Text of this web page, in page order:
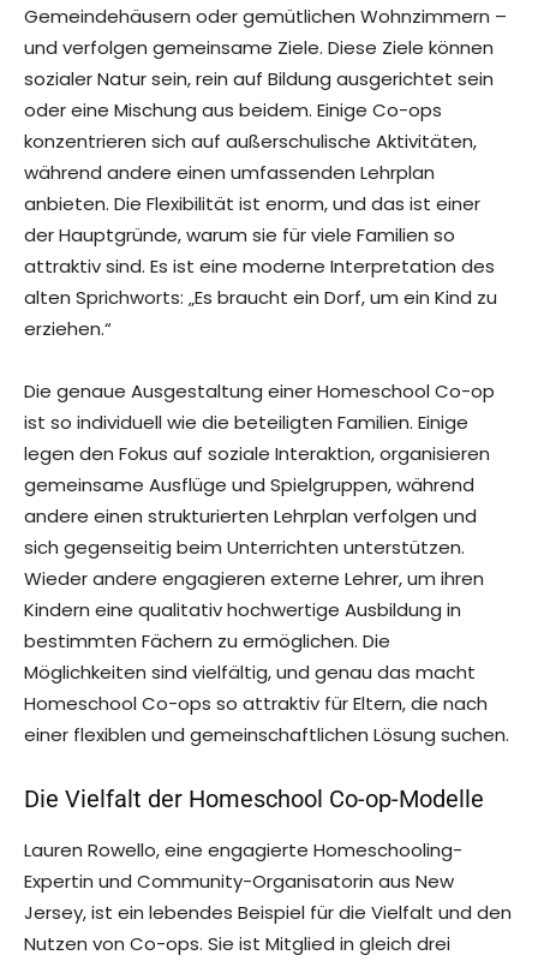
Gemeindehäusern oder gemütlichen Wohnzimmern –
und verfolgen gemeinsame Ziele. Diese Ziele können
sozialer Natur sein, rein auf Bildung ausgerichtet sein
oder eine Mischung aus beidem. Einige Co-ops
konzentrieren sich auf außerschulische Aktivitäten,
während andere einen umfassenden Lehrplan
anbieten. Die Flexibilität ist enorm, und das ist einer
der Hauptgründe, warum sie für viele Familien so
attraktiv sind. Es ist eine moderne Interpretation des
alten Sprichworts: „Es braucht ein Dorf, um ein Kind zu
erziehen.“
Die genaue Ausgestaltung einer Homeschool Co-op
ist so individuell wie die beteiligten Familien. Einige
legen den Fokus auf soziale Interaktion, organisieren
gemeinsame Ausflüge und Spielgruppen, während
andere einen strukturierten Lehrplan verfolgen und
sich gegenseitig beim Unterrichten unterstützen.
Wieder andere engagieren externe Lehrer, um ihren
Kindern eine qualitativ hochwertige Ausbildung in
bestimmten Fächern zu ermöglichen. Die
Möglichkeiten sind vielfältig, und genau das macht
Homeschool Co-ops so attraktiv für Eltern, die nach
einer flexiblen und gemeinschaftlichen Lösung suchen.
Die Vielfalt der Homeschool Co-op-Modelle
Lauren Rowello, eine engagierte Homeschooling-
Expertin und Community-Organisatorin aus New
Jersey, ist ein lebendes Beispiel für die Vielfalt und den
Nutzen von Co-ops. Sie ist Mitglied in gleich drei